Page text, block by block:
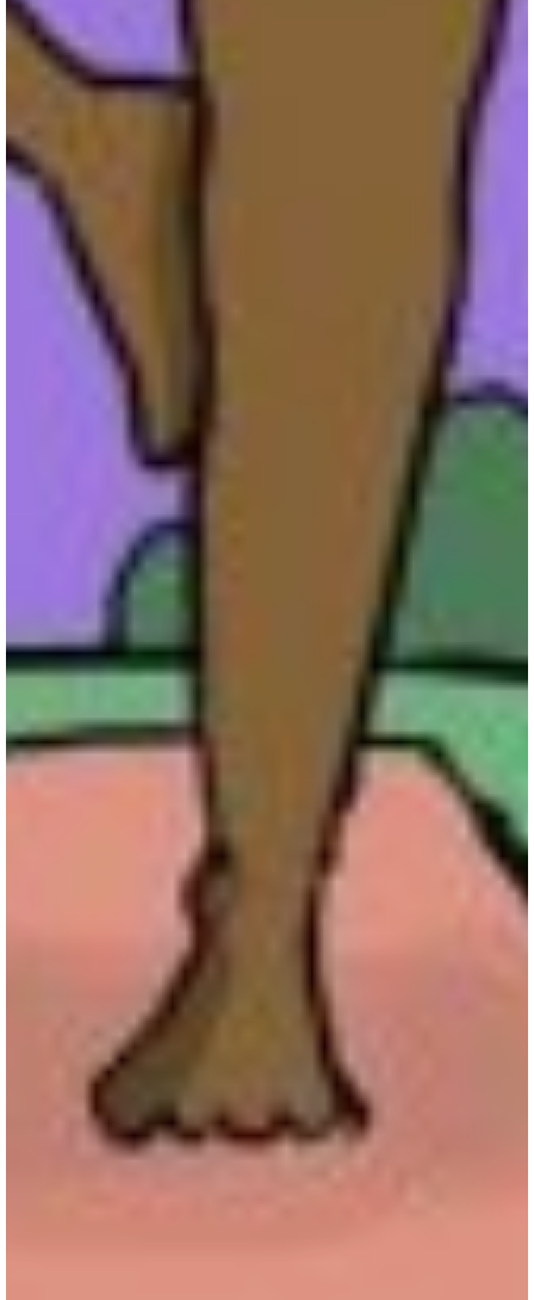
Inscrivez-vous à notre newsletter
Recevez la culture du 21e siècle dans votre boite